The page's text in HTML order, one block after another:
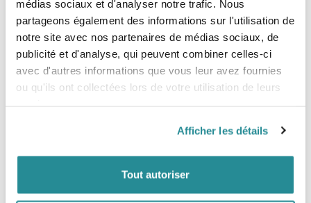
médias sociaux et d'analyser notre trafic. Nous
partageons également des informations sur l'utilisation de
notre site avec nos partenaires de médias sociaux, de
publicité et d'analyse, qui peuvent combiner celles-ci
avec d'autres informations que vous leur avez fournies
ou qu'ils ont collectées lors de votre utilisation de leurs
Afficher les détails
Tout autoriser
AVION COMPLET F-ONE JAM HM
CARBON T2
La JAM a été conçue pour le dockstart et le pump foil. Avec
sa surface de 1900cm² et son allongement de 10.3, ce foil
apporte une glisse infinie, une portance incroyable, des
Grâce à la JAM, il suffit de quelques mouvements de
profil spécifique réduisent d’autant plus la traînée induite et